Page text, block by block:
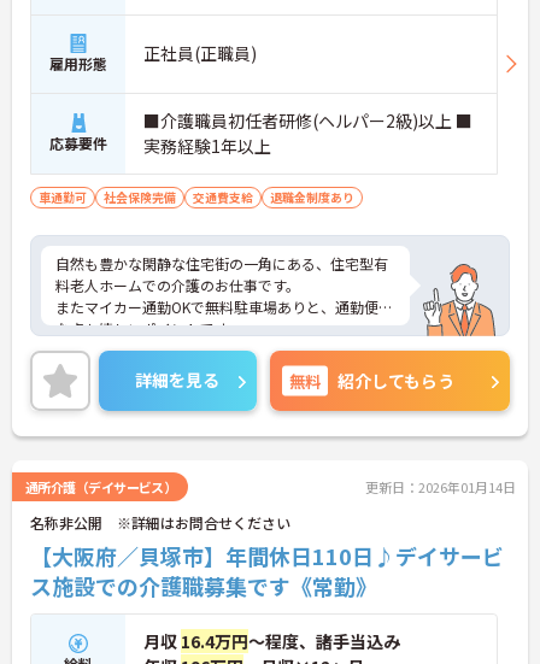
雇用形態 正社員(正職員)
応募要件
■介護職員初任者研修(ヘルパー2級)以上 ■
実務経験1年以上
車通勤可 社会保険完備 交通費支給 退職金制度あり
自然も豊かな閑静な住宅街の一角にある、住宅型有
料老人ホームでの介護のお仕事です。
またマイカー通勤OKで無料駐車場ありと、通勤便利
な点も嬉しいポイントです。
興味をお持ちの方はお気軽にお問い合わせ下さい！
詳細を見る 無料 紹介してもらう
通所介護（デイサービス） 更新日：2026年01月14日
名称非公開 ※詳細はお問合せください
【大阪府／貝塚市】年間休日110日♪デイサービ
ス施設での介護職募集です《常勤》
月収 16.4万円～程度、諸手当込み